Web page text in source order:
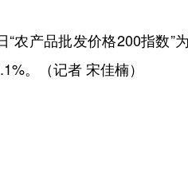
农产品批发价格200指数”
。（记者 宋佳楠）